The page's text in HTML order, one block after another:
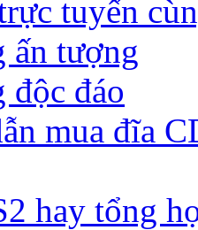
tuyến
ấn tượng
độc đáo
mua đĩa
hay tổng